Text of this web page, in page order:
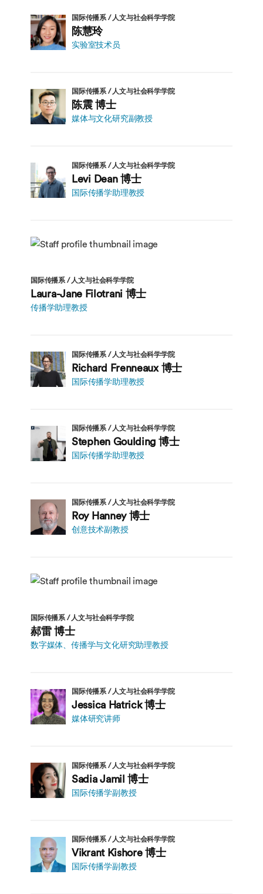
国际传播系 / 人文与社会科学学院
陈慧玲
实验室技术员
国际传播系 / 人文与社会科学学院
陈震 博士
媒体与文化研究副教授
国际传播系 / 人文与社会科学学院
Levi Dean 博士
国际传播学助理教授
国际传播系 / 人文与社会科学学院
Laura-Jane Filotrani 博士
传播学助理教授
国际传播系 / 人文与社会科学学院
Richard Frenneaux 博士
国际传播学助理教授
国际传播系 / 人文与社会科学学院
Stephen Goulding 博士
国际传播学助理教授
国际传播系 / 人文与社会科学学院
Roy Hanney 博士
创意技术副教授
国际传播系 / 人文与社会科学学院
郝雷 博士
数字媒体、传播学与文化研究助理教授
国际传播系 / 人文与社会科学学院
Jessica Hatrick 博士
媒体研究讲师
国际传播系 / 人文与社会科学学院
Sadia Jamil 博士
国际传播学副教授
国际传播系 / 人文与社会科学学院
Vikrant Kishore 博士
国际传播学副教授